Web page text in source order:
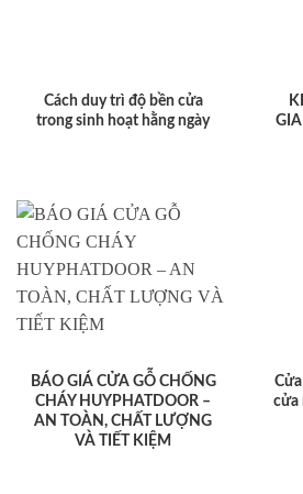
Cách duy trì độ bền cửa
trong sinh hoạt hằng ngày
BÁO GIÁ CỬA GỖ CHỐNG
CHÁY HUYPHATDOOR –
AN TOÀN, CHẤT LƯỢNG
VÀ TIẾT KIỆM
cửa